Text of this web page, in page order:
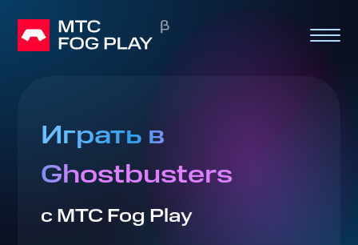
Играть в
Ghostbusters
с МТС Fog Play